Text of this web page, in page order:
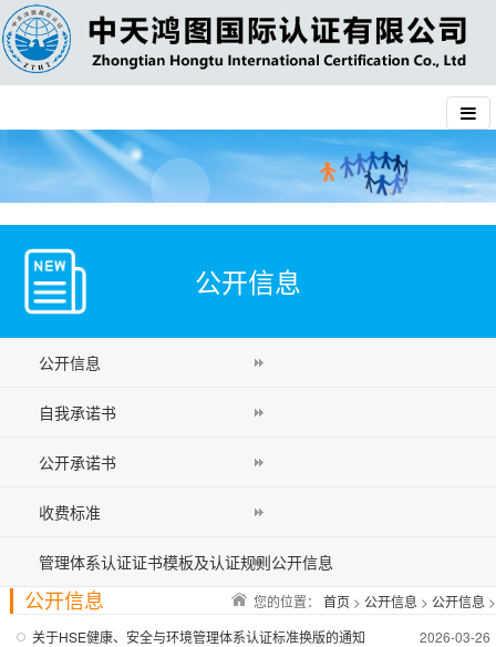
公开信息
公开信息
自我承诺书
公开承诺书
收费标准
管理体系认证证书模板及认证规则公开信息
公开信息
您的位置： 首页 > 公开信息 > 公开信息 >
关于HSE健康、安全与环境管理体系认证标准换版的通知
2026-03-26